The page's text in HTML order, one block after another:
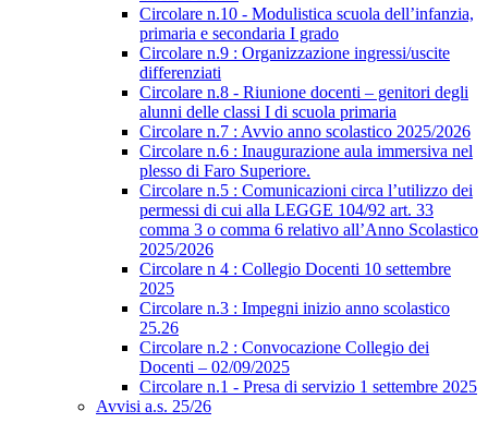
Circolare n.10 - Modulistica scuola dell’infanzia,
primaria e secondaria I grado
Circolare n.9 : Organizzazione ingressi/uscite
differenziati
Circolare n.8 - Riunione docenti – genitori degli
alunni delle classi I di scuola primaria
Circolare n.7 : Avvio anno scolastico 2025/2026
Circolare n.6 : Inaugurazione aula immersiva nel
plesso di Faro Superiore.
Circolare n.5 : Comunicazioni circa l’utilizzo dei
permessi di cui alla LEGGE 104/92 art. 33
comma 3 o comma 6 relativo all’Anno Scolastico
2025/2026
Circolare n 4 : Collegio Docenti 10 settembre
2025
Circolare n.3 : Impegni inizio anno scolastico
25.26
Circolare n.2 : Convocazione Collegio dei
Docenti – 02/09/2025
Circolare n.1 - Presa di servizio 1 settembre 2025
Avvisi a.s. 25/26